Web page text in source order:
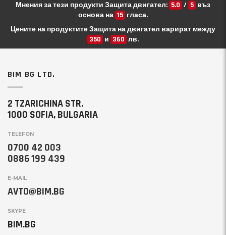
Мнения за тези продукти Защита двигател: 5.0 / 5 въз
основа на 15 гласа.
Цените на продуктите Защита на двигател варират между
350 и 360 лв.
BIM BG LTD.
2 TZARICHINA STR.
1000 SOFIA, BULGARIA
TELEFON
0700 42 003
0886 199 439
E-MAIL
AVTO@BIM.BG
SKYPE
BIM.BG